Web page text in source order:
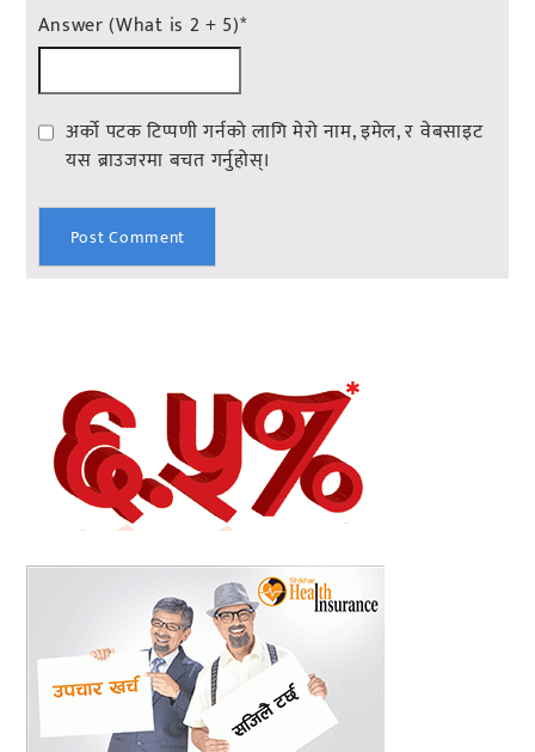
Answer (What is 2 + 5)*
अर्को पटक टिप्पणी गर्नको लागि मेरो नाम, इमेल, र वेबसाइट
यस ब्राउजरमा बचत गर्नुहोस्।